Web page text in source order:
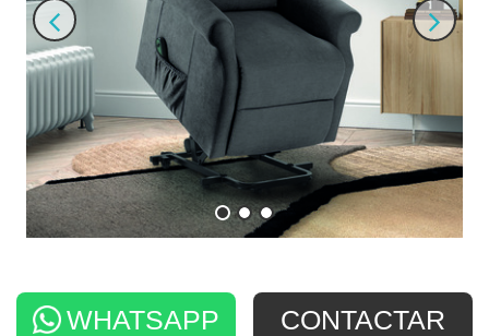
WHATSAPP CONTACTAR